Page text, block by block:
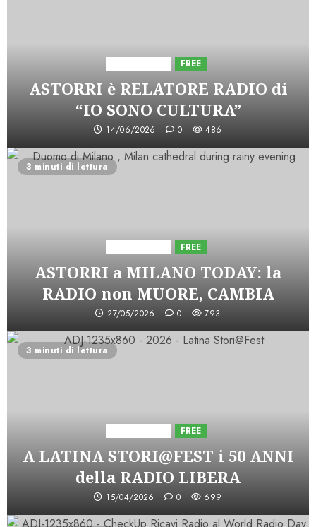
FREE
ASTORRI è RELATORE RADIO di
“IO SONO CULTURA”
14/06/2026 0 486
3 minuti di lettura
FREE
ASTORRI a MILANO TODAY: la
RADIO non MUORE, CAMBIA
27/05/2026 0 793
3 minuti di lettura
FREE
A LATINA STORI@FEST i 50 ANNI
della RADIO LIBERA
15/04/2026 0 699